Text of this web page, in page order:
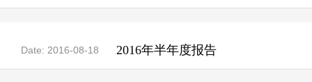
Date: 2016-08-18 2016年半年度报告